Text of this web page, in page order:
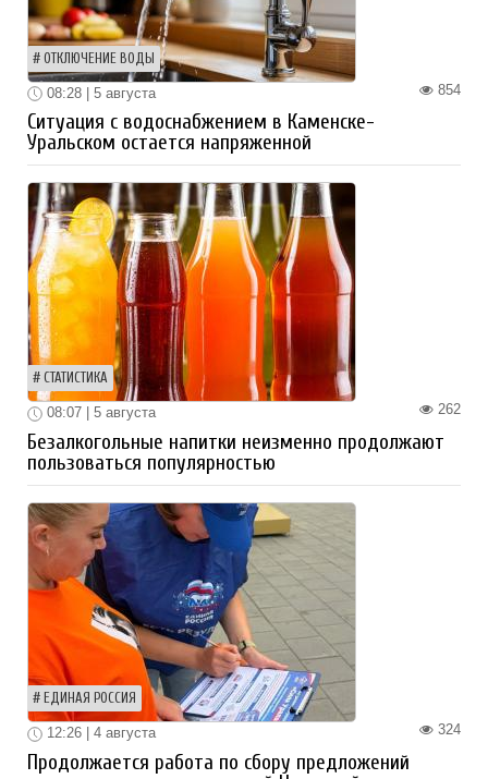
ОТКЛЮЧЕНИЕ ВОДЫ
854
08:28 | 5 августа
Ситуация с водоснабжением в Каменске-
Уральском остается напряженной
СТАТИСТИКА
262
08:07 | 5 августа
Безалкогольные напитки неизменно продолжают
пользоваться популярностью
ЕДИНАЯ РОССИЯ
324
12:26 | 4 августа
Продолжается работа по сбору предложений